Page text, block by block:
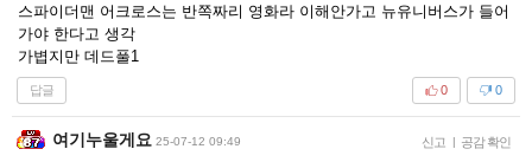
스파이더맨 어크로스는 반쪽짜리 영화라 이해안가고 뉴유니버스가 들어
가야 한다고 생각
가볍지만 데드풀1
답글 0
0
여기누울게요 25-07-12 09:49 신고 | 공감 확인